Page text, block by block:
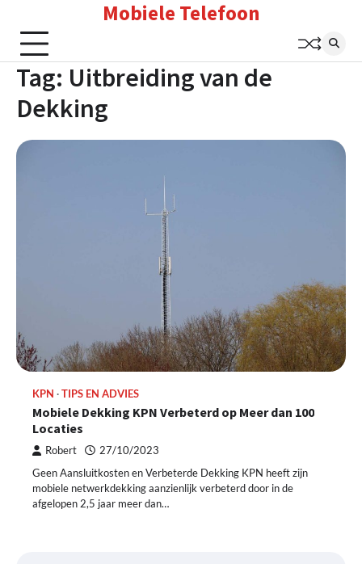
content
Mobiele Telefoon
Tag: Uitbreiding van de
Dekking
KPN TIPS EN ADVIES
Mobiele Dekking KPN Verbeterd op Meer dan 100
Locaties
Robert 27/10/2023
Geen Aansluitkosten en Verbeterde Dekking KPN heeft zijn
mobiele netwerkdekking aanzienlijk verbeterd door in de
afgelopen 2,5 jaar meer dan…